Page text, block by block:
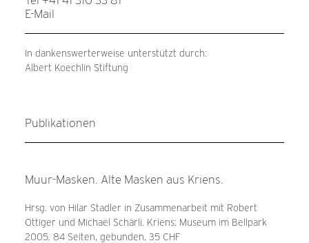
E-Mail
In dankenswerterweise unterstützt durch:
Albert Koechlin Stiftung
Publikationen
Muur-Masken. Alte Masken aus Kriens.
Hrsg. von Hilar Stadler in Zusammenarbeit mit Robert
Ottiger und Michael Schärli. Kriens: Museum im Bellpark
2005. 84 Seiten, gebunden, 35 CHF